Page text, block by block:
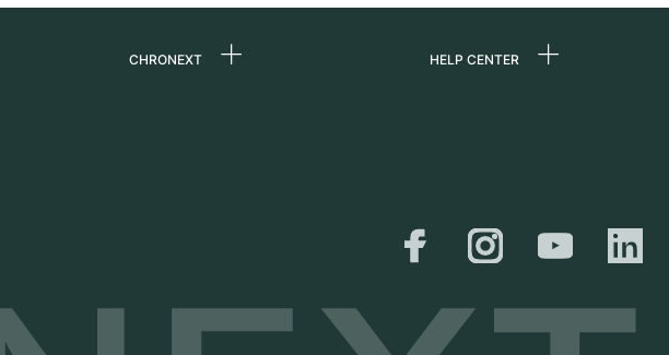
CHRONEXT HELP CENTER
Versand &
Rückgaberecht